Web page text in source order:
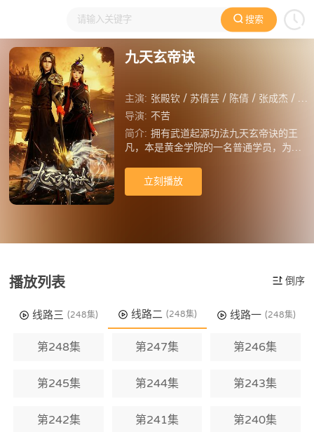
搜索
大家在看 日本动漫 国产动漫
九天玄帝诀
主演: 张殿钦 / 苏倩芸 / 陈倩 / 张成杰 / 吴浩 / 李丰道 / 蒋华 / 钟宏宇 / 王远基 / 孙科 / 程浩明 / 张艺雯
导演: 不苦
简介: 拥有武道起源功法九天玄帝诀的王
凡，本是黄金学院的一名普通学员，为给
世间多出一位威慑天下的银虎王！我叫王
凡，王者的王，平凡的凡。戴上面具，我
立刻播放
播放列表 倒序
线路三 (248集) 线路二 (248集) 线路一 (248集)
第248集 第247集 第246集
第245集 第244集 第243集
第242集 第241集 第240集